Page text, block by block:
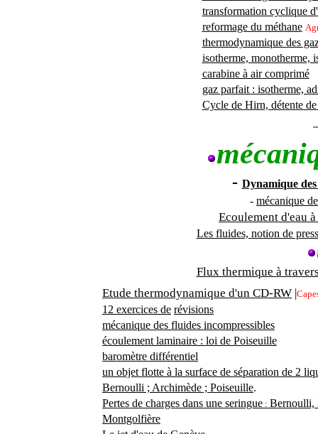
transformation cyclique
reformage du méthane
thermodynamique des
isotherme, monotherme,
carabine à air comprimé
gaz parfait : isotherme,
Cycle de Hirn, détente
- Dynamique
- mécanique
Ecoulement d'eau
Les fluides, notion de
Flux thermique à
Etude thermodynamique d'un CD-RW |
12 exercices de révisions
mécanique des fluides incompressibles
écoulement laminaire : loi de Poiseuille
baromètre différentiel
un objet flotte à la surface de séparation de 2
Bernoulli ; Archimède ; Poiseuille.
Pertes de charges dans une seringue : Bernoulli,
Montgolfière